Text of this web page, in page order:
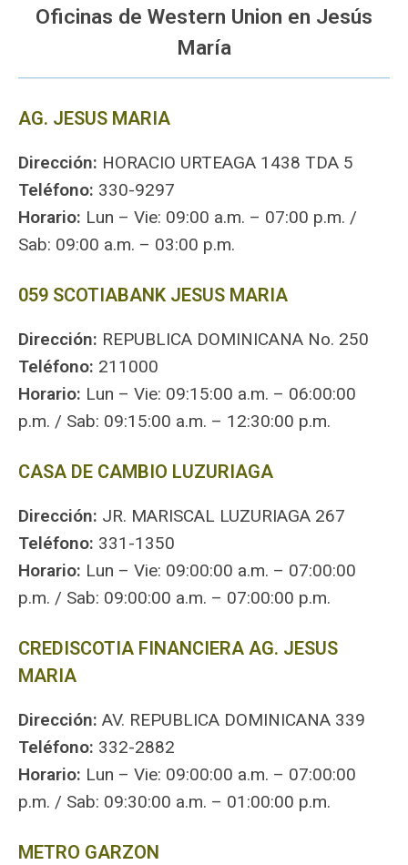
Oficinas de Western Union en Jesús
María
AG. JESUS MARIA
Dirección: HORACIO URTEAGA 1438 TDA 5
Teléfono: 330-9297
Horario: Lun – Vie: 09:00 a.m. – 07:00 p.m. /
Sab: 09:00 a.m. – 03:00 p.m.
059 SCOTIABANK JESUS MARIA
Dirección: REPUBLICA DOMINICANA No. 250
Teléfono: 211000
Horario: Lun – Vie: 09:15:00 a.m. – 06:00:00
p.m. / Sab: 09:15:00 a.m. – 12:30:00 p.m.
CASA DE CAMBIO LUZURIAGA
Dirección: JR. MARISCAL LUZURIAGA 267
Teléfono: 331-1350
Horario: Lun – Vie: 09:00:00 a.m. – 07:00:00
p.m. / Sab: 09:00:00 a.m. – 07:00:00 p.m.
CREDISCOTIA FINANCIERA AG. JESUS
MARIA
Dirección: AV. REPUBLICA DOMINICANA 339
Teléfono: 332-2882
Horario: Lun – Vie: 09:00:00 a.m. – 07:00:00
p.m. / Sab: 09:30:00 a.m. – 01:00:00 p.m.
METRO GARZON